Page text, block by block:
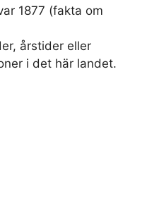
1877 (fakta om
årstider eller
i det här landet.